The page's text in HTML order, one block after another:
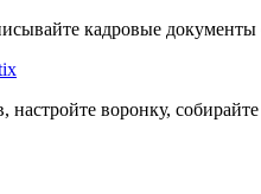
кадровые
настройте воронку,